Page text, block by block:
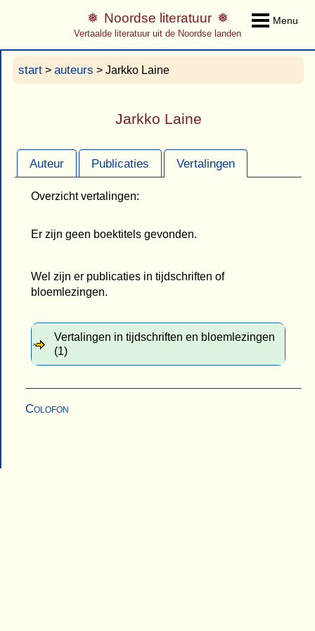
Menu
Noordse literatuur
Vertaalde literatuur uit de Noordse landen
start > auteurs > Jarkko Laine
Jarkko Laine
Auteur Publicaties Vertalingen
Overzicht vertalingen:
Er zijn geen boektitels gevonden.
Wel zijn er publicaties in tijdschriften of
bloemlezingen.
Vertalingen in tijdschriften en bloemlezingen
(1)
Colofon